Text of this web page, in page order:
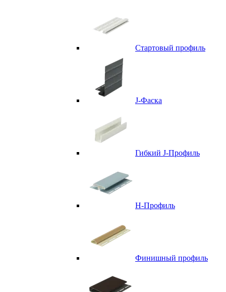
Стартовый профиль
J-Фаска
Гибкий J-Профиль
H-Профиль
Финишный профиль